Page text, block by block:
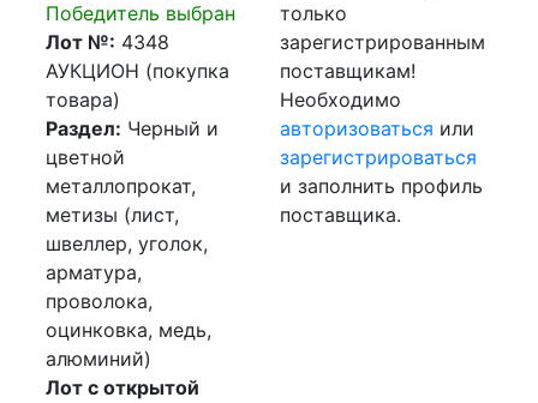
Победитель выбран
Лот №: 4348
АУКЦИОН (покупка
товара)
Раздел: Черный и
цветной
металлопрокат,
метизы (лист,
швеллер, уголок,
арматура,
проволока,
оцинковка, медь,
алюминий)
Лот с открытой
только
зарегистрированным
поставщикам!
Необходимо
авторизоваться или
зарегистрироваться
и заполнить профиль
поставщика.